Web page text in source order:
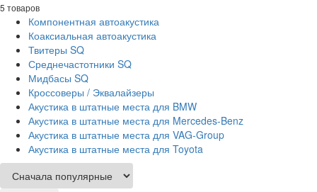
5 товаров
Компонентная автоакустика
Коаксиальная автоакустика
Твитеры SQ
Среднечастотники SQ
Мидбасы SQ
Кроссоверы / Эквалайзеры
Акустика в штатные места для BMW
Акустика в штатные места для Mercedes-Benz
Акустика в штатные места для VAG-Group
Акустика в штатные места для Toyota